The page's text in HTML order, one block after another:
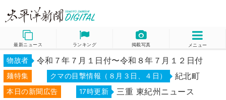
最新ニュース ランキング 掲載写真 メニュー
物故者 令和７年７月１日付〜令和８年７月１２日付
麺特集 クマの目撃情報（８月３日、４日） 紀北町
本日の新聞広告 17時更新 三重 東紀州ニュース